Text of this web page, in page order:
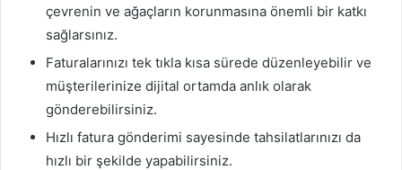
çevrenin ve ağaçların korunmasına önemli bir katkı
sağlarsınız.
Faturalarınızı tek tıkla kısa sürede düzenleyebilir ve
müşterilerinize dijital ortamda anlık olarak
gönderebilirsiniz.
Hızlı fatura gönderimi sayesinde tahsilatlarınızı da
hızlı bir şekilde yapabilirsiniz.